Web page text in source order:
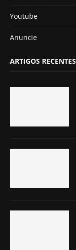
Youtube
Anuncie
ARTIGOS RECENTES